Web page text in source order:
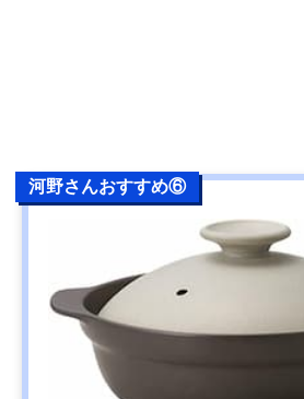
河野さんおすすめ⑥